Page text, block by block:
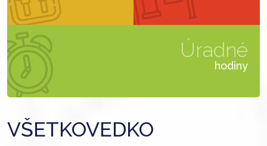
Úradné
hodiny
VŠETKOVEDKO